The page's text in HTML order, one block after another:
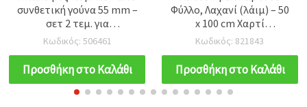
συνθετική γούνα 55 mm –
σετ 2 τεμ. για
χειροτεχνίες
Κωδικός: 506461
Προσθήκη στο Καλάθι
Φύλλο, Λαχανί (λάιμ) – 50
x 100 cm Χαρτί
Χειροτεχνίας για
χειροποίητα λουλούδια
(DIY), περιτύλιγμα δώρων
& διακόσμηση πάρτι
Κωδικός: 821843
Προσθήκη στο Καλάθι